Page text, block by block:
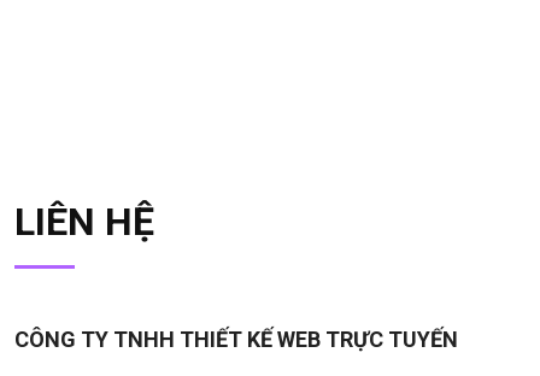
LIÊN HỆ
CÔNG TY TNHH THIẾT KẾ WEB TRỰC TUYẾN